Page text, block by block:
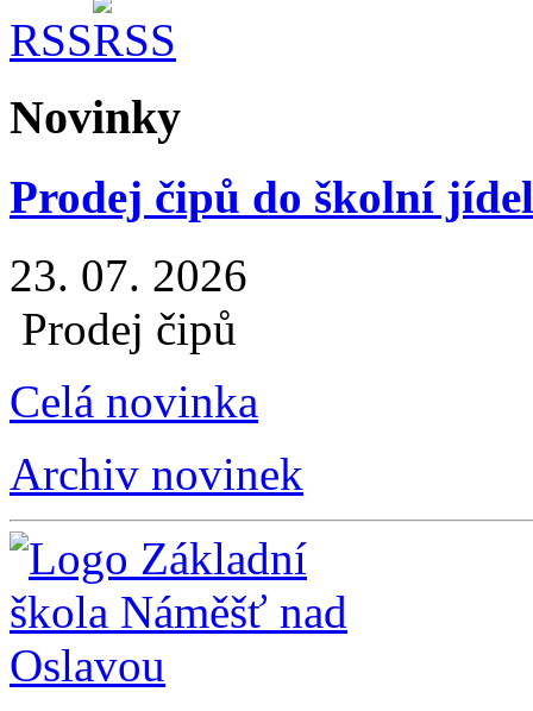
RSS
Novinky
Prodej čipů do školní
23. 07. 2026
Prodej čipů
Celá novinka
Archiv novinek